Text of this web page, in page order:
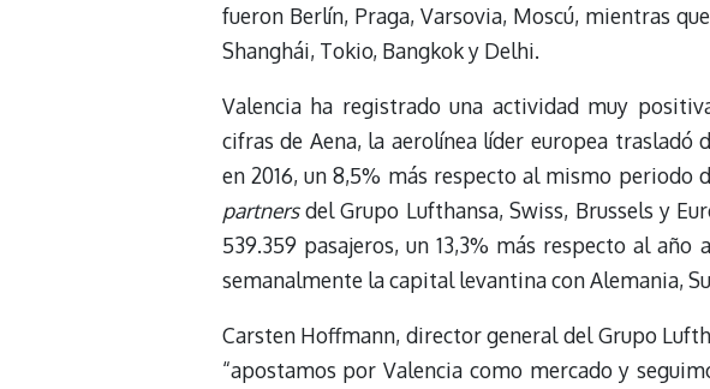
fueron Berlín, Praga, Varsovia, Moscú, mientras
Shanghái, Tokio, Bangkok y Delhi.
Valencia ha registrado una actividad muy
cifras de Aena, la aerolínea líder europea trasladó
en 2016, un 8,5% más respecto al mismo periodo
partnersdel Grupo Lufthansa, Swiss, Brussels y
539.359 pasajeros, un 13,3% más respecto al año
semanalmente la capital levantina con Alemania,
Carsten Hoffmann, director general del Grupo
“apostamos por Valencia como mercado y